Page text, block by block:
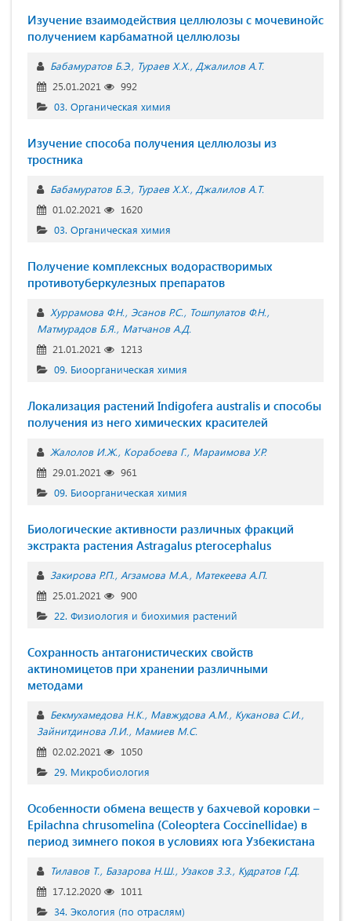
Изучение взаимодействия целлюлозы с мочевинойс
получением карбаматной целлюлозы
Бабамуратов Б.Э. Тураев Х.Х. Джалилов А.Т.
25.01.2021
992
03. Органическая химия
Изучение способа получения целлюлозы из
тростника
Бабамуратов Б.Э. Тураев Х.Х. Джалилов А.Т.
01.02.2021
1620
03. Органическая химия
Получение комплексных водорастворимых
противотуберкулезных препаратов
Хуррамова Ф.Н. Эсанов Р.С.
Тошпулатов Ф.Н.
Матмурадов Б.Я. Матчанов А.Д.
21.01.2021
1213
09. Биоорганическая химия
Локализация растений Indigofera australis и способы
получения из него химических красителей
Жалолов И.Ж. Корабоева Г. Мараимова У.Р.
29.01.2021
961
09. Биоорганическая химия
Биологические активности различных фракций
экстракта растения Astragalus pterocephalus
Закирова Р.П. Агзамова М.А. Матекеева А.П.
25.01.2021
900
22. Физиология и биохимия растений
Сохранность антагонистических свойств
актиномицетов при хранении различными
методами
Бекмухамедова Н.К. Мавжудова А.М. Куканова С.И.
Зайнитдинова Л.И. Мамиев М.С.
02.02.2021
1050
29. Микробиология
Особенности обмена веществ у бахчевой коровки –
Epilachna chrusomelina (Coleoptera Coccinellidae) в
период зимнего покоя в условиях юга Узбекистана
Тилавов Т. Базарова Н.Ш. Узаков З.З. Кудратов Г.Д.
17.12.2020
1011
34. Экология (по отраслям)